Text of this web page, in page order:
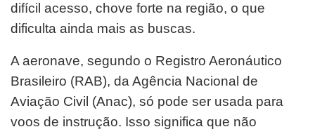
difícil acesso, chove forte na região, o que
dificulta ainda mais as buscas.
A aeronave, segundo o Registro Aeronáutico
Brasileiro (RAB), da Agência Nacional de
Aviação Civil (Anac), só pode ser usada para
voos de instrução. Isso significa que não